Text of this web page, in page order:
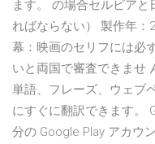
ます。 の場合セルビア
ればならない） 製作年：
幕：映画のセリフには必
いと両国で審査できませ
単語、フレーズ、ウェブ
にすぐに翻訳できます。
分の Google Play アカウ